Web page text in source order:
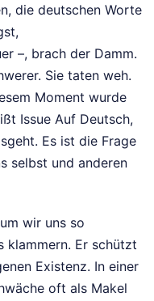
die deutschen Worte
–, brach der Damm.
Sie taten weh.
Moment wurde
Issue Auf Deutsch,
Es ist die Frage
selbst und anderen
wir uns so
klammern. Er schützt
Existenz. In einer
oft als Makel